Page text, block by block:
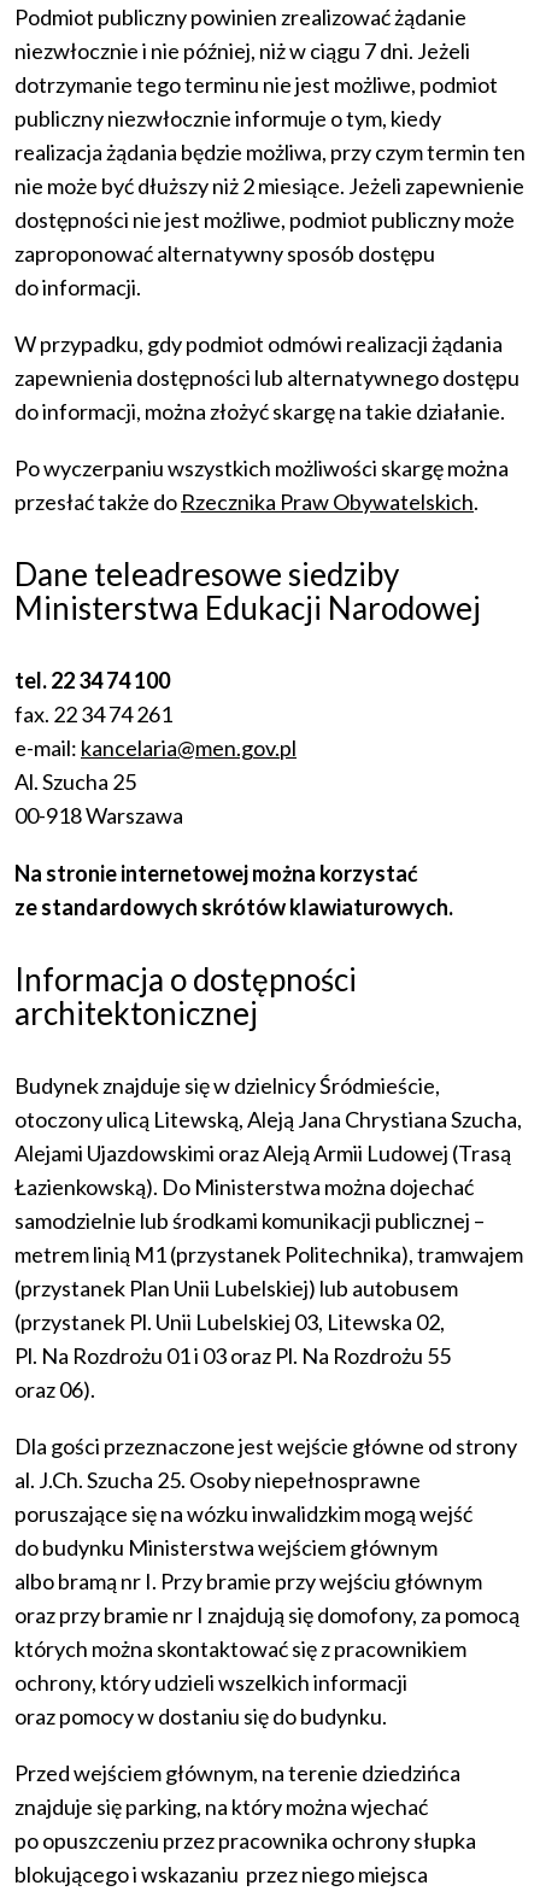
Podmiot publiczny powinien zrealizować żądanie
niezwłocznie i nie później, niż w ciągu 7 dni. Jeżeli
dotrzymanie tego terminu nie jest możliwe, podmiot
publiczny niezwłocznie informuje o tym, kiedy
realizacja żądania będzie możliwa, przy czym termin ten
nie może być dłuższy niż 2 miesiące. Jeżeli zapewnienie
dostępności nie jest możliwe, podmiot publiczny może
zaproponować alternatywny sposób dostępu
do informacji.
W przypadku, gdy podmiot odmówi realizacji żądania
zapewnienia dostępności lub alternatywnego dostępu
do informacji, można złożyć skargę na takie działanie.
Po wyczerpaniu wszystkich możliwości skargę można
przesłać także do Rzecznika Praw Obywatelskich.
Dane teleadresowe siedziby
Ministerstwa Edukacji Narodowej
tel. 22 34 74 100
fax. 22 34 74 261
e-mail: kancelaria@men.gov.pl
Al. Szucha 25
00-918 Warszawa
Na stronie internetowej można korzystać
ze standardowych skrótów klawiaturowych.
Informacja o dostępności
architektonicznej
Budynek znajduje się w dzielnicy Śródmieście,
otoczony ulicą Litewską, Aleją Jana Chrystiana Szucha,
Alejami Ujazdowskimi oraz Aleją Armii Ludowej (Trasą
Łazienkowską). Do Ministerstwa można dojechać
samodzielnie lub środkami komunikacji publicznej –
metrem linią M1 (przystanek Politechnika), tramwajem
(przystanek Plan Unii Lubelskiej) lub autobusem
(przystanek Pl. Unii Lubelskiej 03, Litewska 02,
Pl. Na Rozdrożu 01 i 03 oraz Pl. Na Rozdrożu 55
oraz 06).
Dla gości przeznaczone jest wejście główne od strony
al. J.Ch. Szucha 25. Osoby niepełnosprawne
poruszające się na wózku inwalidzkim mogą wejść
do budynku Ministerstwa wejściem głównym
albo bramą nr I. Przy bramie przy wejściu głównym
oraz przy bramie nr I znajdują się domofony, za pomocą
których można skontaktować się z pracownikiem
ochrony, który udzieli wszelkich informacji
oraz pomocy w dostaniu się do budynku.
Przed wejściem głównym, na terenie dziedzińca
znajduje się parking, na który można wjechać
po opuszczeniu przez pracownika ochrony słupka
blokującego i wskazaniu przez niego miejsca